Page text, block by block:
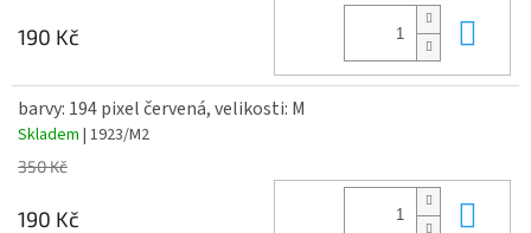
190 Kč
barvy: 194 pixel červená, velikosti: M
Skladem | 1923/M2
350 Kč
190 Kč